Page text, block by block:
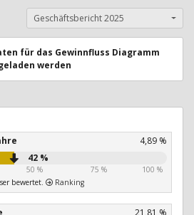
Geschäftsbericht 2025
für das Gewinnfluss Diagramm
werden
4,89 %
42 %
50 % 75 %
100 %
bewertet.
Ranking